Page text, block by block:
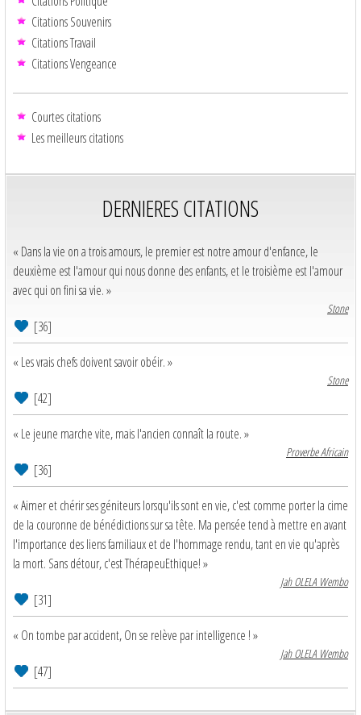
Citations Souvenirs
Citations Travail
Citations Vengeance
Courtes citations
Les meilleurs citations
DERNIERES CITATIONS
« Dans la vie on a trois amours, le premier est notre amour d'enfance, le
deuxième est l'amour qui nous donne des enfants, et le troisième est l'amour
avec qui on fini sa vie. »
Stone
[36]
« Les vrais chefs doivent savoir obéir. »
Stone
[42]
« Le jeune marche vite, mais l'ancien connaît la route. »
Proverbe Africain
[36]
« Aimer et chérir ses géniteurs lorsqu'ils sont en vie, c'est comme porter la cime
de la couronne de bénédictions sur sa tête. Ma pensée tend à mettre en avant
l'importance des liens familiaux et de l'hommage rendu, tant en vie qu'après
la mort. Sans détour, c'est ThérapeuEthique! »
Jah OLELA Wembo
[31]
« On tombe par accident, On se relève par intelligence ! »
Jah OLELA Wembo
[47]